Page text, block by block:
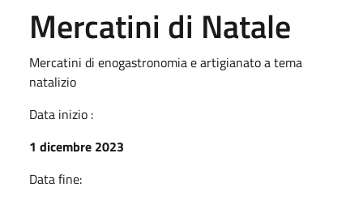
Mercatini di Natale
Mercatini di enogastronomia e artigianato a tema
natalizio
Data inizio :
1 dicembre 2023
Data fine: